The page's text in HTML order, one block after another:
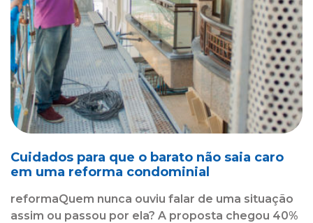
Cuidados para que o barato não saia caro
em uma reforma condominial
reformaQuem nunca ouviu falar de uma situação
assim ou passou por ela? A proposta chegou 40%